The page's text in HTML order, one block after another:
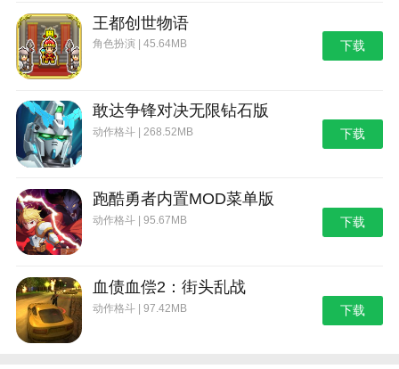
王都创世物语
角色扮演 | 45.64MB 下载
敢达争锋对决无限钻石版
动作格斗 | 268.52MB 下载
跑酷勇者内置MOD菜单版
动作格斗 | 95.67MB 下载
血债血偿2：街头乱战
动作格斗 | 97.42MB 下载